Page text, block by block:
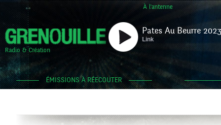
À l'antenne
Radio & Création
Pates Au Beurre
Link
ÉMISSIONS À RÉECOUTER